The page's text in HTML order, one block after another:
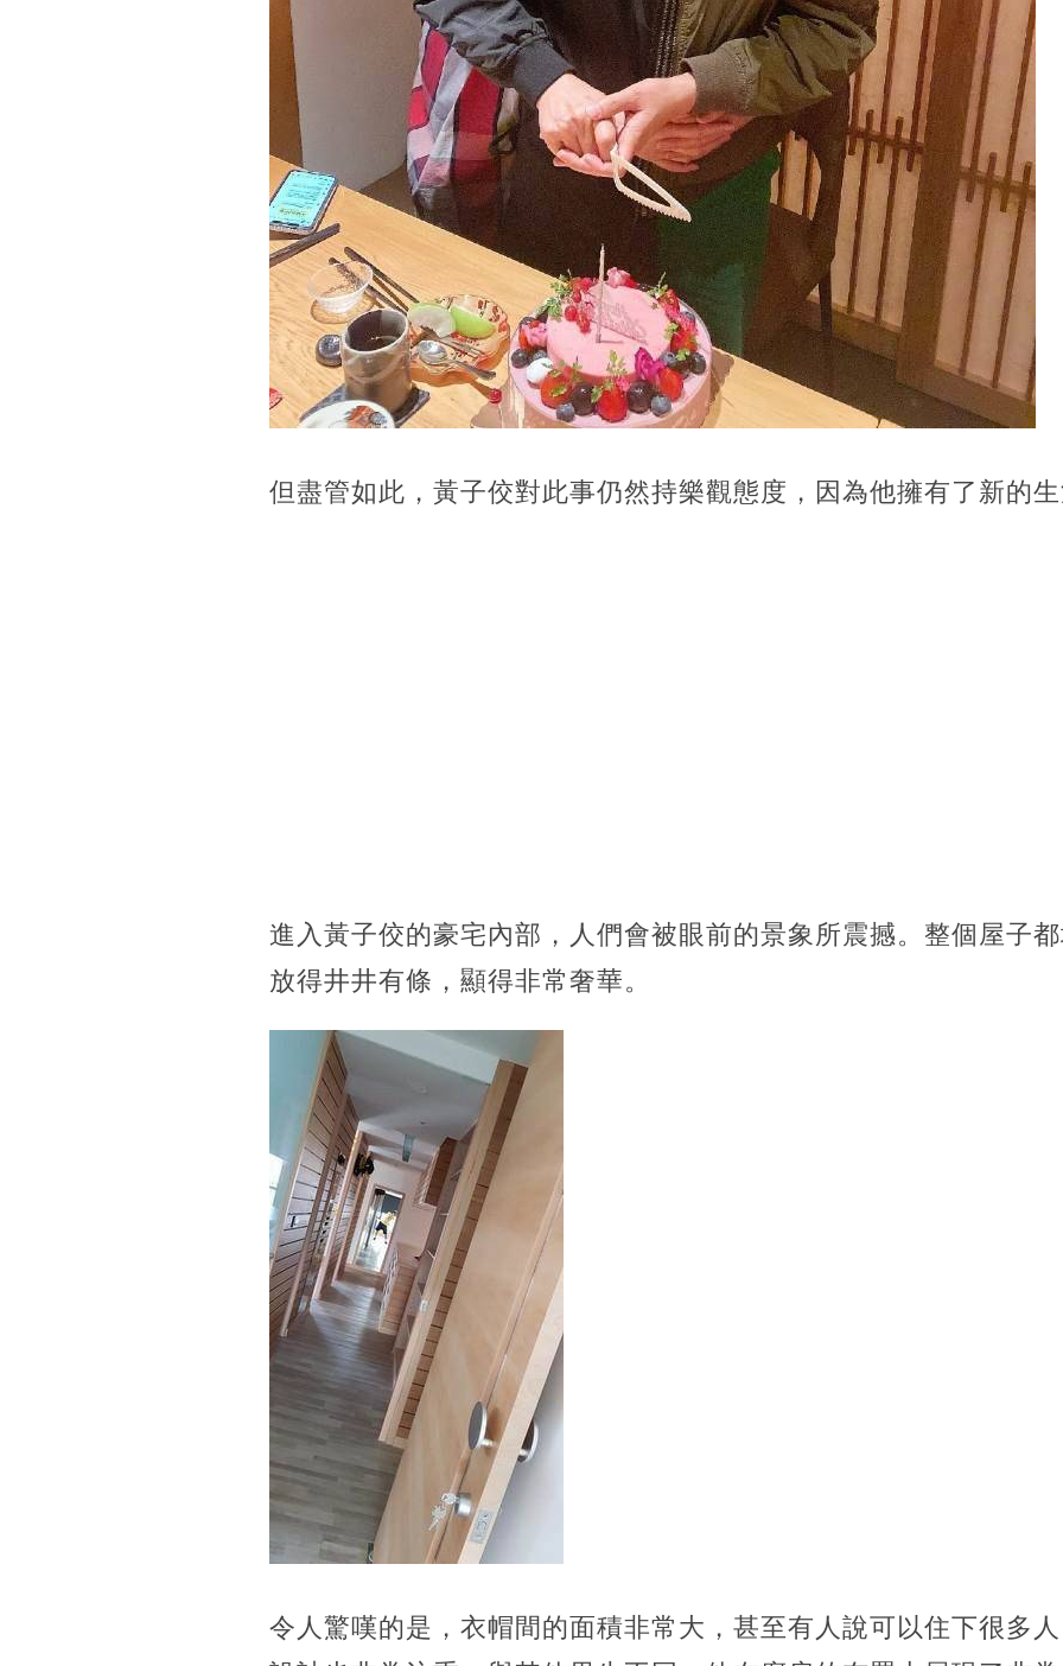
但盡管如此，黃子佼對此事仍然持樂觀態度，因為他擁有了新的
進入黃子佼的豪宅內部，人們會被眼前的景象所震撼。整個屋子
放得井井有條，顯得非常奢華。
令人驚嘆的是，衣帽間的面積非常大，甚至有人說可以住下很多